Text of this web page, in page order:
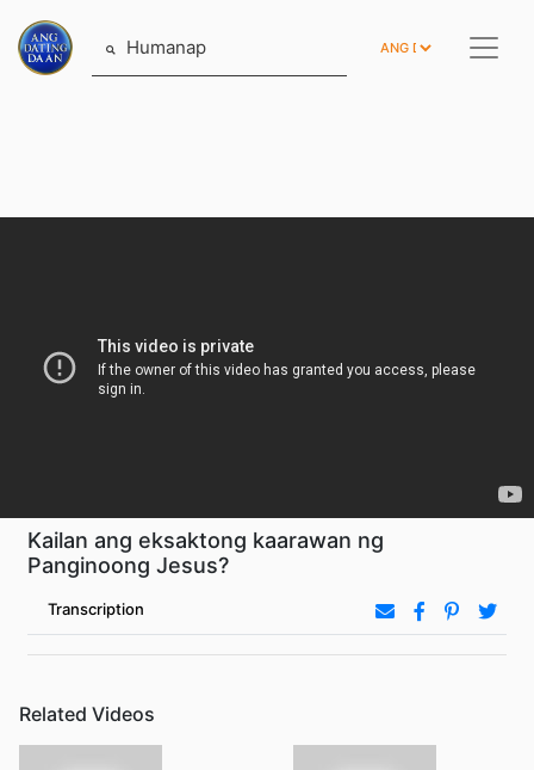
Humanap
Kailan ang eksaktong kaarawan ng
Panginoong Jesus?
Transcription
Related Videos